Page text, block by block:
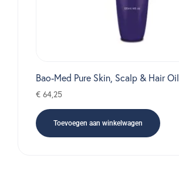
Bao-Med Pure Skin, Scalp & Hair Oil
€ 64,25
Toevoegen aan winkelwagen